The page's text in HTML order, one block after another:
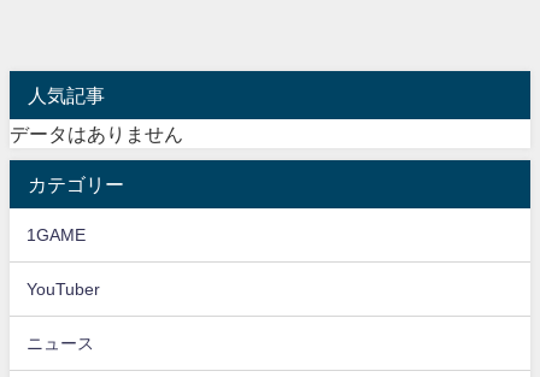
人気記事
データはありません
カテゴリー
1GAME
YouTuber
ニュース